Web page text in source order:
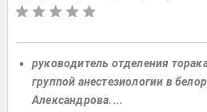
руководитель отделения
группой анестезиологии в
Александрова....